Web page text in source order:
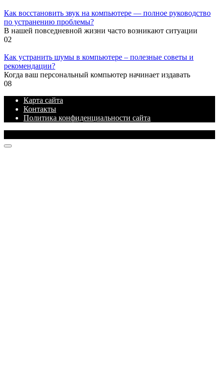
Как восстановить звук на компьютере — полное руководство
по устранению проблемы?
В нашей повседневной жизни часто возникают ситуации
02
Как устранить шумы в компьютере – полезные советы и
рекомендации?
Когда ваш персональный компьютер начинает издавать
08
Карта сайта
Контакты
Политика конфиденциальности сайта